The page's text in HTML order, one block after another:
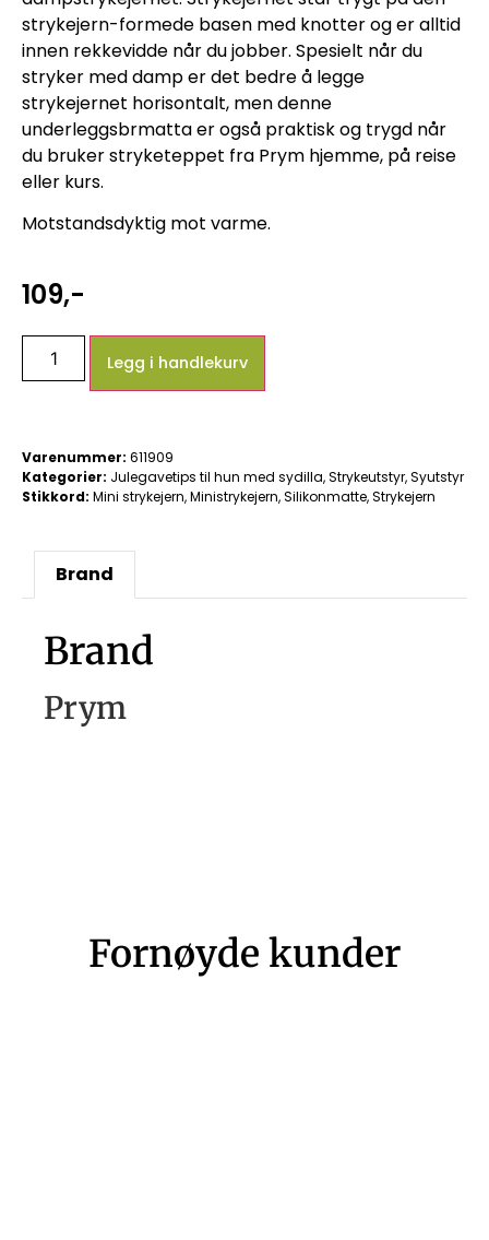
strykejern-formede basen med knotter og er alltid
innen rekkevidde når du jobber. Spesielt når du
stryker med damp er det bedre å legge
strykejernet horisontalt, men denne
underleggsbrmatta er også praktisk og trygd når
du bruker stryketeppet fra Prym hjemme, på reise
eller kurs.
Motstandsdyktig mot varme.
109,-
Legg i handlekurv
Varenummer: 611909
Kategorier: Julegavetips til hun med sydilla,Strykeutstyr,Syutstyr
Stikkord: Mini strykejern,Ministrykejern,Silikonmatte,Strykejern
Brand
Brand
Prym
Fornøyde kunder